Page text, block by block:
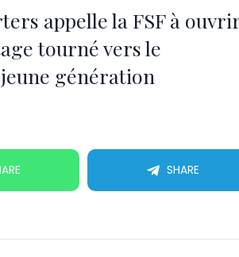
appelle la FSF à
tourné vers le
génération
SHARE